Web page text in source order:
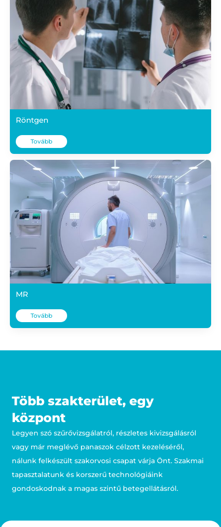
Röntgen
Tovább
MR
Tovább
Több szakterület, egy
központ
Legyen szó szűrővizsgálatról, részletes kivizsgálásról
vagy már meglévő panaszok célzott kezeléséről,
nálunk felkészült szakorvosi csapat várja Önt. Szakmai
tapasztalatunk és korszerű technológiáink
gondoskodnak a magas szintű betegellátásról.